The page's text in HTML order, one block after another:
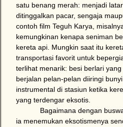
satu benang merah: menjadi
ditinggalkan pacar, sengaja
contoh film Teguh Karya,
kemungkinan kenapa seniman
kereta api. Mungkin saat itu
transportasi favorit untuk
terlihat menarik: besi berlari
berjalan pelan-pelan diiringi
instrumental di stasiun ketika
yang terdengar eksotis.
Bagaimana dengan
ia menemukan eksotismenya